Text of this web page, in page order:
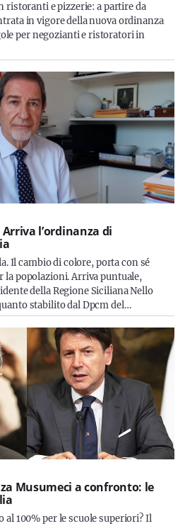
ristoranti e pizzerie: a partire da
in vigore della nuova ordinanza
per negozianti e ristoratori in
l’ordinanza di
Il cambio di colore, porta con sé
popolazioni. Arriva puntuale,
della Regione Siciliana Nello
stabilito dal Dpcm del…
Musumeci a confronto: le
al 100% per le scuole superiori? Il